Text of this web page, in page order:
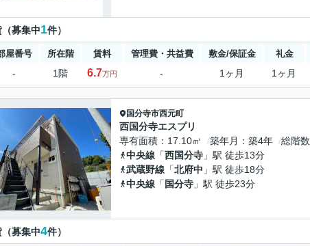
募集中1件）
屋番号 所在階 賃料 管理費・共益費 敷金/保証金 礼金
- 1階 6.7万円 - 1ヶ月 1ヶ月
国分寺市西元町
西国分寺エスプリ
専有面積
17.10㎡ 築年月 築4年 総階数
中央線 「西国分寺 」駅 徒歩13分
武蔵野線 「北府中 」駅 徒歩18分
中央線 「 国分寺 」駅 徒歩23分
募集中4件）